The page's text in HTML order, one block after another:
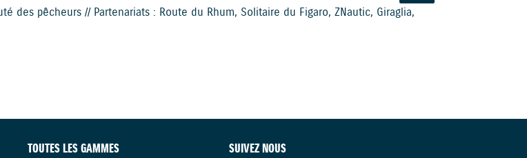
des pêcheurs // Partenariats : Route du Rhum, Solitaire du Figaro, ZNautic, Giraglia,
TOUTES LES GAMMES SUIVEZ NOUS